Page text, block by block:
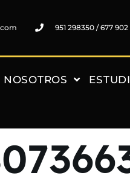
951 298350 / 677 902
NOSOTROS